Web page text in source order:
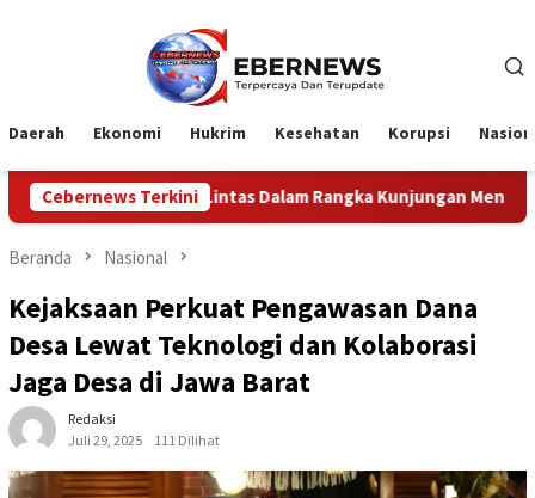
Daerah Ekonomi Hukrim Kesehatan Korupsi
Cebernews Terkini
Dalam Rangka Kunjungan Menteri Pertahanan RI
Beranda Nasional
Kejaksaan Perkuat Pengawasan Dana
Desa Lewat Teknologi dan Kolaborasi
Jaga Desa di Jawa Barat
Redaksi
Juli 29, 2025
111 Dilihat